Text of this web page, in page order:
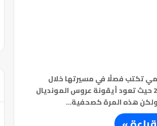
تكتب فصلًا في مسيرتها خلال
مونديال 2026 حيث تعود أيقونة عروس المونديال
ولكن هذه المرة كصحفية…